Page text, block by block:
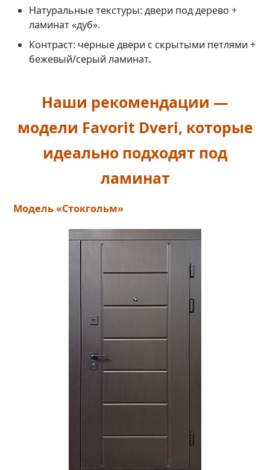
Натуральные текстуры: двери под дерево +
ламинат «дуб».
Контраст: черные двери с скрытыми петлями +
бежевый/серый ламинат.
Наши рекомендации —
модели Favorit Dveri, которые
идеально подходят под
ламинат
Модель «Стокгольм»